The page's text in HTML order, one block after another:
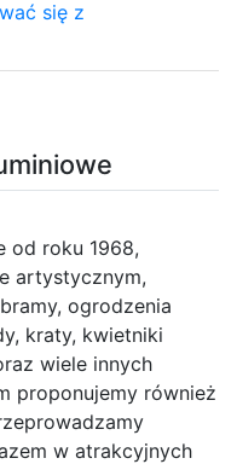
od roku 1968,
artystycznym,
ogrodzenia
kraty, kwietniki
wiele innych
proponujemy również
w atrakcyjnych
się z